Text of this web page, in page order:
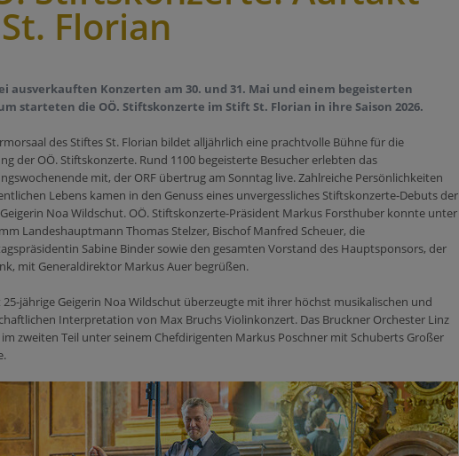
Florian
ausverkauften Konzerten am 30. und 31. Mai und einem begeisterten
starteten die OÖ. Stiftskonzerte im Stift St. Florian in ihre Saison 2026.
des Stiftes St. Florian bildet alljährlich eine prachtvolle Bühne für die
der OÖ. Stiftskonzerte. Rund 1100 begeisterte Besucher erlebten das
mit, der ORF übertrug am Sonntag live. Zahlreiche Persönlichkeiten
Lebens kamen in den Genuss eines unvergessliches Stiftskonzerte-Debuts der
Noa Wildschut. OÖ. Stiftskonzerte-Präsident Markus Forsthuber konnte unter
Landeshauptmann Thomas Stelzer, Bischof Manfred Scheuer, die
Sabine Binder sowie den gesamten Vorstand des Hauptsponsors, der
mit Generaldirektor Markus Auer begrüßen.
25-jährige Geigerin Noa Wildschut überzeugte mit ihrer höchst musikalischen und
Interpretation von Max Bruchs Violinkonzert. Das Bruckner Orchester Linz
zweiten Teil unter seinem Chefdirigenten Markus Poschner mit Schuberts Großer